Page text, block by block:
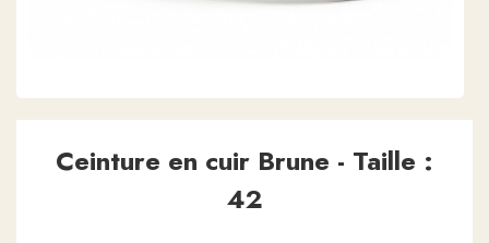
Ceinture en cuir Brune - Taille :
42